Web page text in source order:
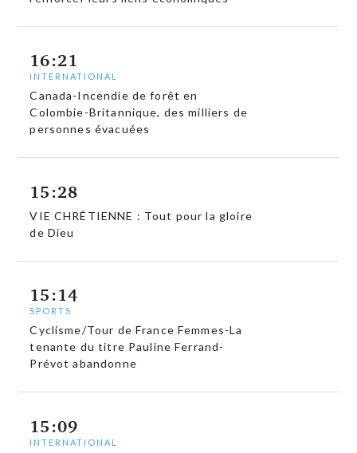
16:21
INTERNATIONAL
Canada-Incendie de forêt en
Colombie-Britannique, des milliers de
personnes évacuées
15:28
VIE CHRÉTIENNE : Tout pour la gloire
de Dieu
15:14
SPORTS
Cyclisme/Tour de France Femmes-La
tenante du titre Pauline Ferrand-
Prévot abandonne
15:09
INTERNATIONAL